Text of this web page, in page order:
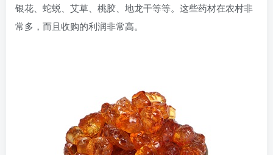
银花、蛇蜕、艾草、桃胶、地龙干等等。这些药材在农村非
常多，而且收购的利润非常高。